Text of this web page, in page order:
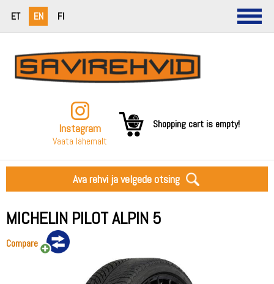
ET EN FI
Instagram
Vaata lähemalt
Shopping cart is empty!
Ava rehvi ja velgede otsing
MICHELIN PILOT ALPIN 5
Compare